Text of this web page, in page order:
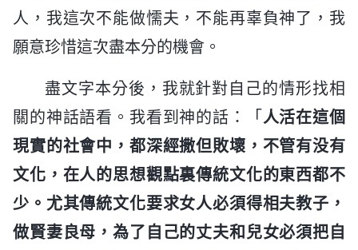
人，我這次不能做懦夫，不能再辜負神了，我
願意珍惜這次盡本分的機會。
盡文字本分後，我就針對自己的情形找相
關的神話語看。我看到神的話：「 人活在這個
現實的社會中，都深經撒但敗壞，不管有没有
文化，在人的思想觀點裏傳統文化的東西都不
少。尤其傳統文化要求女人必須得相夫教子，
做賢妻良母，為了自己的丈夫和兒女必須把自